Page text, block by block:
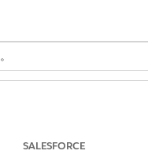
。
SALESFORCE